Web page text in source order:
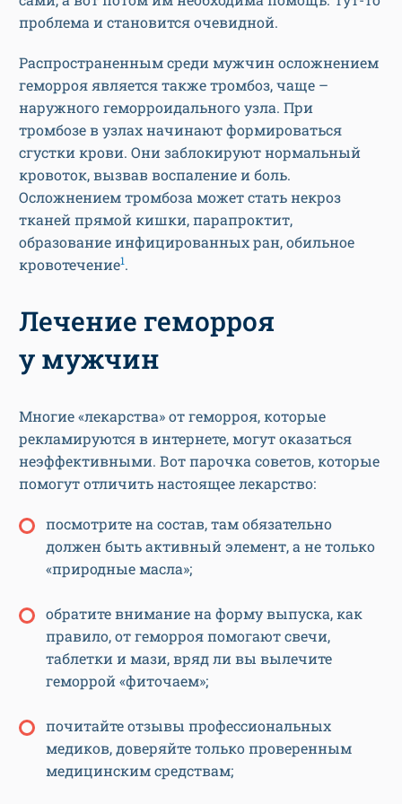
проблема и становится очевидной.
Распространенным среди мужчин осложнением
геморроя является также тромбоз, чаще –
наружного геморроидального узла. При
тромбозе в узлах начинают формироваться
сгустки крови. Они заблокируют нормальный
кровоток, вызвав воспаление и боль.
Осложнением тромбоза может стать некроз
тканей прямой кишки, парапроктит,
образование инфицированных ран, обильное
кровотечение1.
Лечение геморроя
у мужчин
Многие «лекарства» от геморроя, которые
рекламируются в интернете, могут оказаться
неэффективными. Вот парочка советов, которые
помогут отличить настоящее лекарство:
посмотрите на состав, там обязательно
должен быть активный элемент, а не только
«природные масла»;
обратите внимание на форму выпуска, как
правило, от геморроя помогают свечи,
таблетки и мази, вряд ли вы вылечите
геморрой «фиточаем»;
почитайте отзывы профессиональных
медиков, доверяйте только проверенным
медицинским средствам;